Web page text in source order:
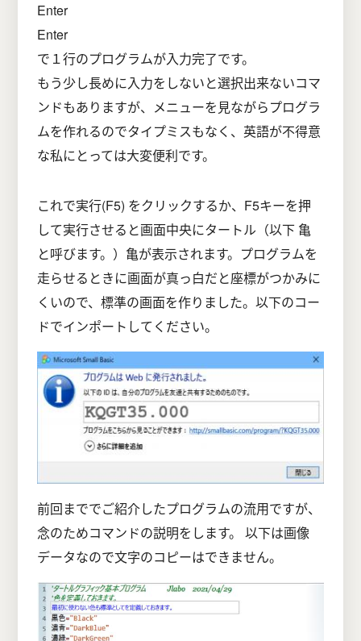
Enter
Enter
で１行のプログラムが入力完了です。
もう少し長めに入力をしないと選択出来ないコマ
ンドもありますが、メニューを見ながらプログラ
ムを作れるのでタイプミスもなく、英語が不得意
な私にとっては大変便利です。
これで実行(F5) をクリックするか、F5キーを押
して実行させると画面中央にタートル（以下 亀
と呼びます。）亀が表示されます。プログラムを
走らせるときに画面が真っ白だと座標がつかみに
くいので、標準の画面を作りました。以下のコー
ドでインポートしてください。
前回まででご紹介したプログラムの流用ですが、
念のためコマンドの説明をします。 以下は画像
データなので文字のコピーはできません。